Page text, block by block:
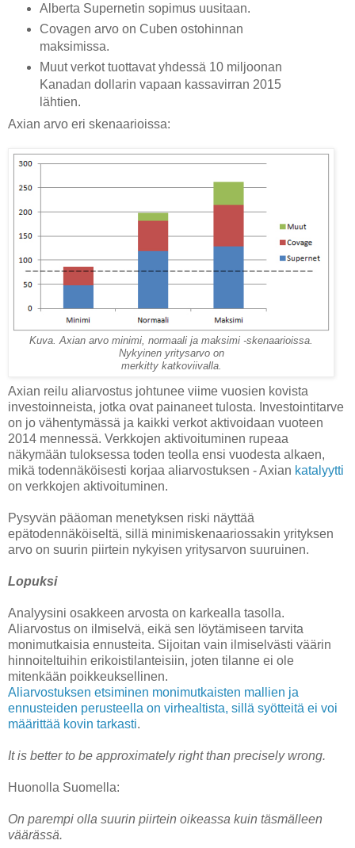
Alberta Supernetin sopimus uusitaan.
Covagen arvo on Cuben ostohinnan
maksimissa.
Muut verkot tuottavat yhdessä 10 miljoonan
Kanadan dollarin vapaan kassavirran 2015
lähtien.
Axian arvo eri skenaarioissa:
Kuva. Axian arvo minimi, normaali ja maksimi -skenaarioissa.
Nykyinen yritysarvo on
merkitty katkoviivalla.
Axian reilu aliarvostus johtunee viime vuosien kovista
investoinneista, jotka ovat painaneet tulosta. Investointitarve
on jo vähentymässä ja kaikki verkot aktivoidaan vuoteen
2014 mennessä. Verkkojen aktivoituminen rupeaa
näkymään tuloksessa toden teolla ensi vuodesta alkaen,
mikä todennäköisesti korjaa aliarvostuksen - Axian katalyytti
on verkkojen aktivoituminen.
Pysyvän pääoman menetyksen riski näyttää
epätodennäköiseltä, sillä minimiskenaariossakin yrityksen
arvo on suurin piirtein nykyisen yritysarvon suuruinen.
Lopuksi
Analyysini osakkeen arvosta on karkealla tasolla.
Aliarvostus on ilmiselvä, eikä sen löytämiseen tarvita
monimutkaisia ennusteita. Sijoitan vain ilmiselvästi väärin
hinnoiteltuihin erikoistilanteisiin, joten tilanne ei ole
mitenkään poikkeuksellinen.
Aliarvostuksen etsiminen monimutkaisten mallien ja
ennusteiden perusteella on virhealtista, sillä syötteitä ei voi
määrittää kovin tarkasti.
It is better to be approximately right than precisely wrong.
Huonolla Suomella:
On parempi olla suurin piirtein oikeassa kuin täsmälleen
väärässä.